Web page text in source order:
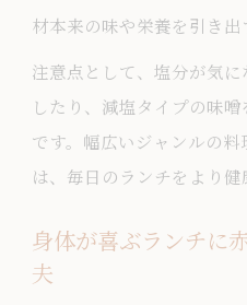
材本来の味や栄養を引き出
注意点として、塩分が気
したり、減塩タイプの味
です。幅広いジャンルの
は、毎日のランチをより健
身体が喜ぶランチに
夫